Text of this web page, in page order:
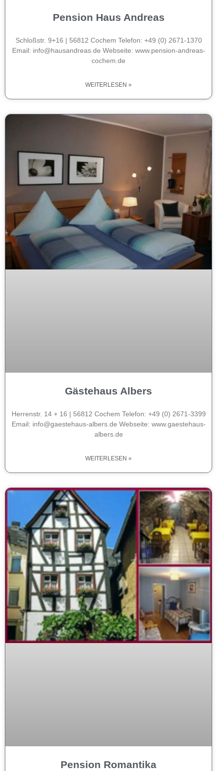
Pension Haus Andreas
Schloßstr. 9+16 | 56812 Cochem Telefon: +49 (0) 2671-1370
Email: info@hausandreas.de Webseite: www.pension-andreas-
cochem.de
WEITERLESEN »
Gästehaus Albers
Herrenstr. 14 + 16 | 56812 Cochem Telefon: +49 (0) 2671-3399
Email: info@gaestehaus-albers.de Webseite: www.gaestehaus-
albers.de
WEITERLESEN »
Pension Romantika